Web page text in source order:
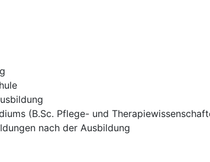
(B.Sc. Pflege- und
nach der Ausbildung